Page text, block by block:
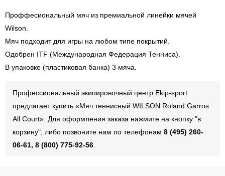
Проффесиональный мяч из премиальной линейки мячей
Wilson.
Мяч подходит для игры на любом типе покрытий.
Одобрен ITF (Международная Федерация Тенниса).
В упаковке (пластиковая банка) 3 мяча.
Профессиональный экипировочный центр Ekip-sport
предлагает купить «Мяч теннисный WILSON Roland Garros
All Court». Для оформления заказа нажмите на кнопку "в
корзину", либо позвоните нам по телефонам 8 (495) 260-
06-61, 8 (800) 775-92-56